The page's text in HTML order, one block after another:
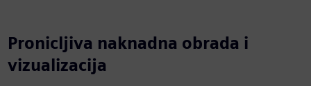
Pronicljiva naknadna obrada i
vizualizacija